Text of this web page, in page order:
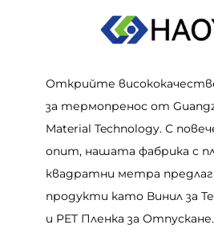
Открийте
за термопренос от
Material Technology. С
опит, нашата фабрика с
квадратни метра
продукти като Винил за
и PET Пленка за Отпускане.